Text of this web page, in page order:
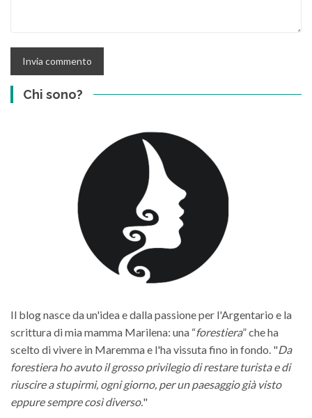
Chi sono?
Il blog nasce da un'idea e dalla passione per l'Argentario e la
scrittura di mia mamma Marilena: una “forestiera” che ha
scelto di vivere in Maremma e l'ha vissuta fino in fondo. "Da
forestiera ho avuto il grosso privilegio di restare turista e di
riuscire a stupirmi, ogni giorno, per un paesaggio già visto
eppure sempre così diverso."